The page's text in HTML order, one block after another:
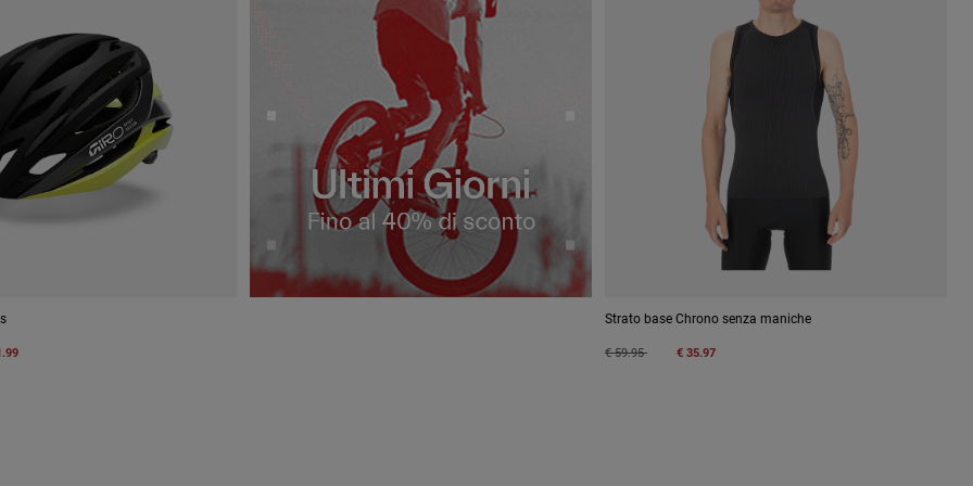
Strato base Chrono senza maniche
Price reduced from
€ 59.95to € 35.97